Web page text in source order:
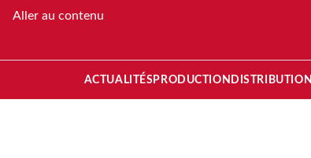
Aller au contenu
ACTUALITÉS PRODUCTION DISTRIBUTION